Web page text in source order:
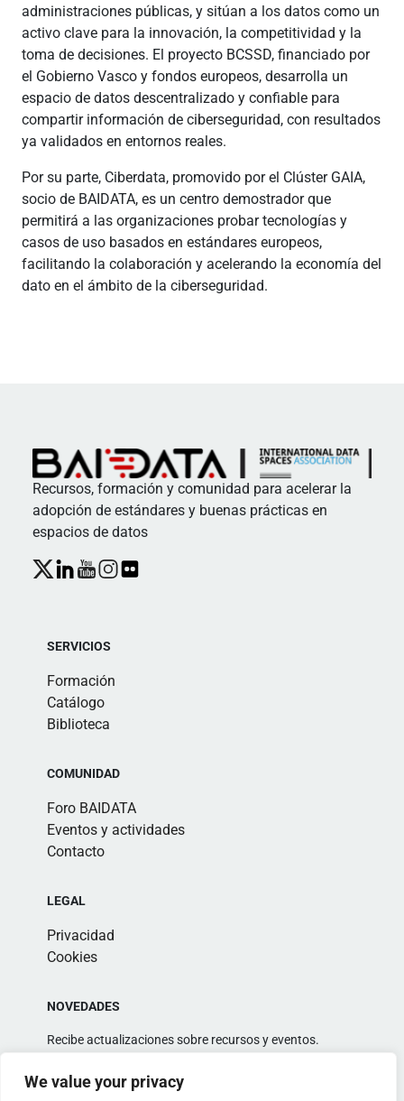
We value your privacy
administraciones públicas, y sitúan a los datos como un
activo clave para la innovación, la competitividad y la
toma de decisiones. El proyecto BCSSD, financiado por
el Gobierno Vasco y fondos europeos, desarrolla un
espacio de datos descentralizado y confiable para
compartir información de ciberseguridad, con resultados
ya validados en entornos reales.
Por su parte, Ciberdata, promovido por el Clúster GAIA,
socio de BAIDATA, es un centro demostrador que
permitirá a las organizaciones probar tecnologías y
casos de uso basados en estándares europeos,
facilitando la colaboración y acelerando la economía del
dato en el ámbito de la ciberseguridad.
Recursos, formación y comunidad para acelerar la
adopción de estándares y buenas prácticas en
espacios de datos
SERVICIOS
Formación
Catálogo
Biblioteca
COMUNIDAD
Foro BAIDATA
Eventos y actividades
Contacto
LEGAL
Privacidad
Cookies
NOVEDADES
Recibe actualizaciones sobre recursos y eventos.